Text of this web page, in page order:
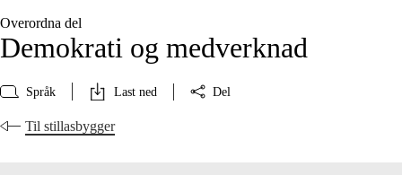
Overordna del
Demokrati og medverknad
Språk Last ned Del
Til stillasbygger